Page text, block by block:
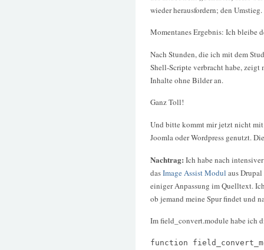
wieder herausfordern; den Umstieg.
Momentanes Ergebnis: Ich bleibe
Nach Stunden, die ich mit dem
Shell-Scripte verbracht habe,
Inhalte ohne Bilder an.
Ganz Toll!
Und bitte kommt mir jetzt nicht mit
Joomla oder Wordpress genutzt.
Nachtrag: Ich habe nach
dasImage Assist Modul aus
einiger Anpassung im Quelltext.
ob jemand meine Spur findet und
Im field_convert.module habe ich
function